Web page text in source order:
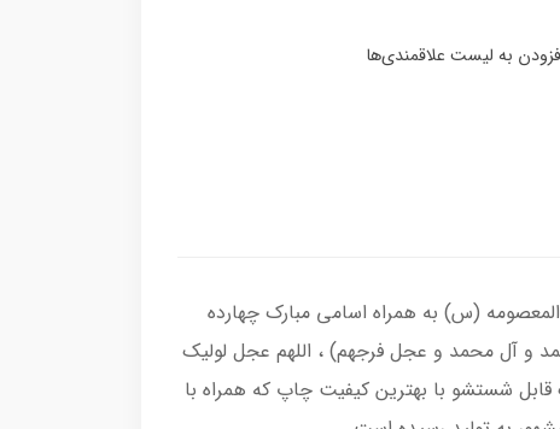
(س) به همراه اسامی مبارک چهارده
و آل محمد و عجل فرجهم) ، اللهم عجل لولیک
شستشو با بهترین کیفیت چاپ که همراه با